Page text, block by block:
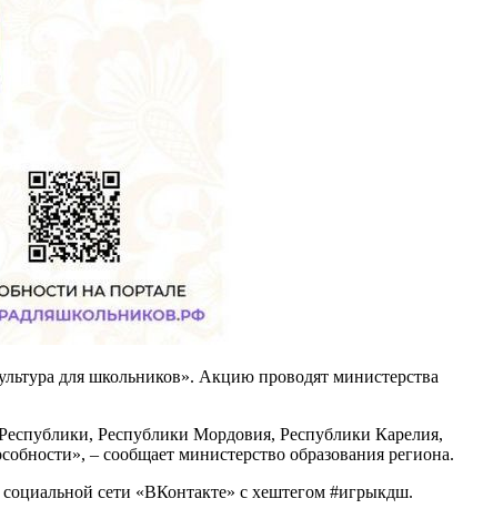
для школьников». Акцию проводят министерства
Республики Мордовия, Республики Карелия,
– сообщает министерство образования региона.
сети «ВКонтакте» с хештегом #игрыкдш.